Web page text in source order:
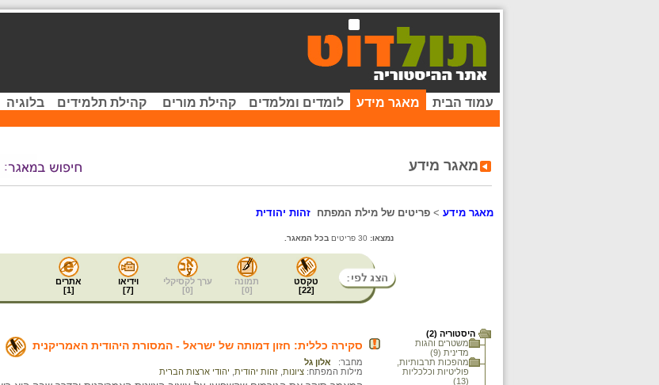
עמוד הבית מאגר מידע לומדים ומלמדים קהילת מורים קהילת תלמידים בלוגיה
מאגר מידע
מאגר מידע > פריטים של מילת המפתח זהות יהודית
נמצאו:
בכל המאגר.
טקסט
[
22
]
תמונה
[
0
]
ערך לקסיקלי
[
0
]
וידיאו
[
7
]
אתרים
[
1
]
היסטוריה (2)
משטרים והגות
מדינית (9)
מהפכות תרבותיות,
פוליטיות וכלכליות
(13)
סקירה כללית: חזון דמותה של ישראל - המסורת היהודית האמריקנית
מחבר:
אלון גל
מילות המפתח: ציונות זהות יהודית יהודי ארצות הברית